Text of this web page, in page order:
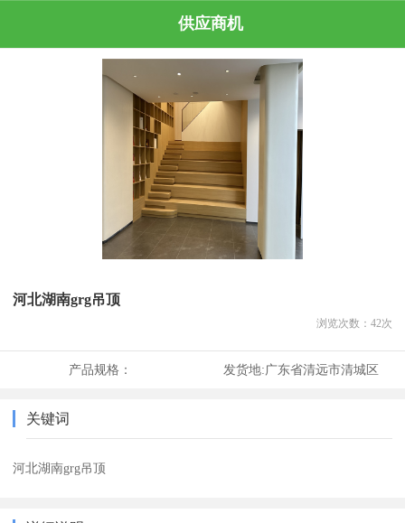
供应商机
河北湖南grg吊顶
浏览次数： 42次
产品规格： 发货地:广东省清远市清城区
关键词
河北湖南grg吊顶